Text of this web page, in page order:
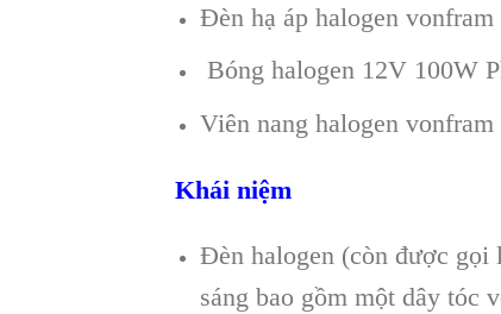
Đèn hạ áp halogen
Bóng halogen 12V 100W
Viên nang halogen
Khái niệm
Đèn halogen (còn được gọi
sáng bao gồm một dây tóc